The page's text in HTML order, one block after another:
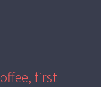
first